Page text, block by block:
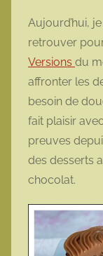
Aujourd’hui,
retrouver
Versions du
affronter les
besoin de
fait plaisir
preuves
des desserts
chocolat.